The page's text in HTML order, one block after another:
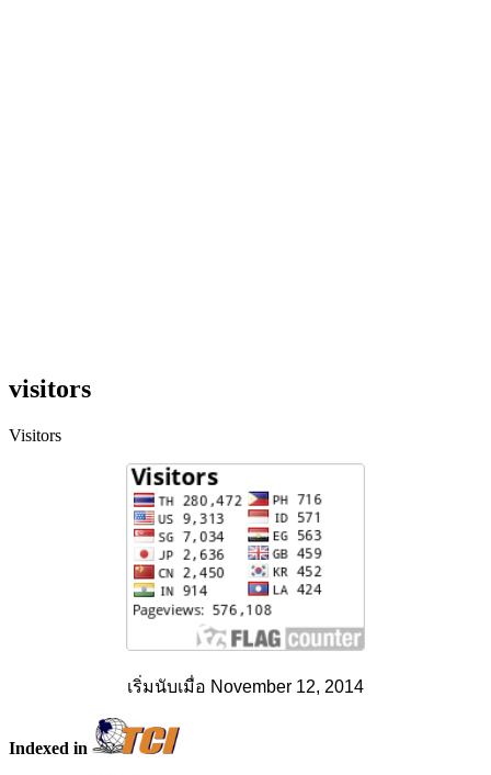
visitors
Visitors
เริ่มนับเมื่อ November 12, 2014
Indexed in